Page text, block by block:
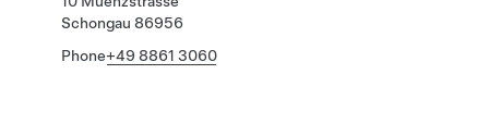
Schongau 86956
Phone+49 8861 3060